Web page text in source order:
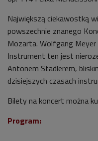
Największą ciekawostką
powszechnie znanego
Mozarta. Wolfgang
Instrument ten jest
Antonem Stadlerem,
dzisiejszych czasach
Bilety na koncert można
Program: